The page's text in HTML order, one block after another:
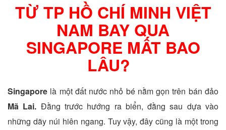
TỪ TP HỒ CHÍ MINH VIỆT
NAM BAY QUA
SINGAPORE MẤT BAO
LÂU?
Singapore là một đất nước nhỏ bé nằm gọn trên bán đảo
Mã Lai. Đằng trước hướng ra biển, đằng sau dựa vào
những dãy núi hiên ngang. Tuy vậy, đây cũng là một trong